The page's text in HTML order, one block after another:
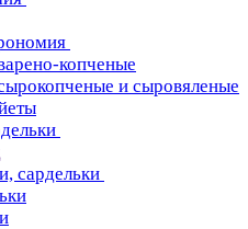
копченые
и сыровяленые
сардельки